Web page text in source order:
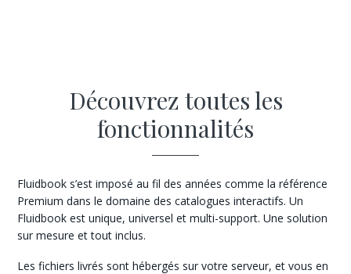
Découvrez toutes les
fonctionnalités
Fluidbook s’est imposé au fil des années comme la référence
Premium dans le domaine des catalogues interactifs. Un
Fluidbook est unique, universel et multi-support. Une solution
sur mesure et tout inclus.
Les fichiers livrés sont hébergés sur votre serveur, et vous en